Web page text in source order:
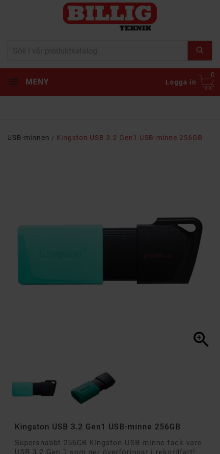
MENY Logga in
0
USB-minnen Kingston USB 3.2 Gen1 USB-minne 256GB

Kingston USB 3.2 Gen1 USB-minne 256GB
Supersnabbt 256GB Kingston USB-minne tack vare
USB 3.2 Gen 1 som ger överföringar i rekordfart!